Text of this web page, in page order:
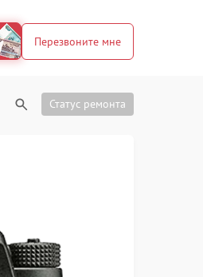
Перезвоните мне
Статус ремонта